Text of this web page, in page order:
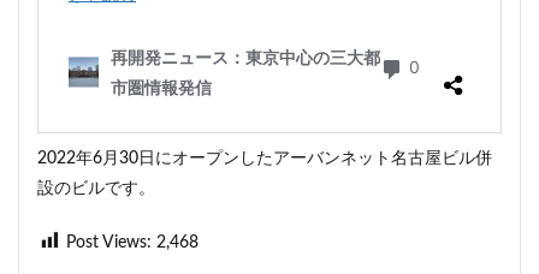
2022年6月30日にオープンしたアーバンネット名古屋ビル併
設のビルです。
Post Views: 2,468